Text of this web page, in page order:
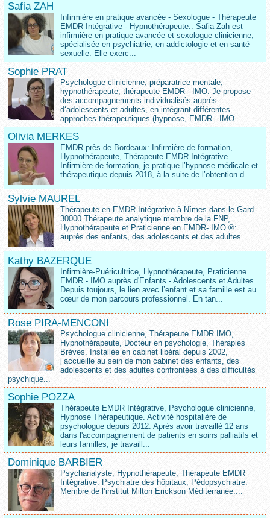
Safia ZAH
Infirmière en pratique avancée - Sexologue - Thérapeute
EMDR Intégrative - Hypnothérapeute.. Safia Zah est
infirmière en pratique avancée et sexologue clinicienne,
spécialisée en psychiatrie, en addictologie et en santé
sexuelle. Elle exerc...
Sophie PRAT
Psychologue clinicienne, préparatrice mentale,
hypnothérapeute, thérapeute EMDR - IMO. Je propose
des accompagnements individualisés auprès
d‘adolescents et adultes, en intégrant différentes
approches thérapeutiques (hypnose, EMDR - IMO......
Olivia MERKES
EMDR près de Bordeaux: Infirmière de formation,
Hypnothérapeute, Thérapeute EMDR Intégrative.
Infirmière de formation, je pratique l’hypnose médicale et
thérapeutique depuis 2018, à la suite de l’obtention d...
Sylvie MAUREL
Thérapeute en EMDR Intégrative à Nîmes dans le Gard
30000 Thérapeute analytique membre de la FNP,
Hypnothérapeute et Praticienne en EMDR- IMO ®:
auprès des enfants, des adolescents et des adultes....
Kathy BAZERQUE
Infirmière-Puéricultrice, Hypnothérapeute, Praticienne
EMDR - IMO auprès d'Enfants - Adolescents et Adultes.
Depuis toujours, le lien avec l’enfant et sa famille est au
cœur de mon parcours professionnel. En tan...
Rose PIRA-MENCONI
Psychologue clinicienne, Thérapeute EMDR IMO,
Hypnothérapeute, Docteur en psychologie, Thérapies
Brèves. Installée en cabinet libéral depuis 2002,
j’accueille au sein de mon cabinet des enfants, des
adolescents et des adultes confrontées à des difficultés
psychique...
Sophie POZZA
Thérapeute EMDR Intégrative, Psychologue clinicienne,
Hypnose Thérapeutique. Activité hospitalière de
psychologue depuis 2012. Après avoir travaillé 12 ans
dans l'accompagnement de patients en soins palliatifs et
leurs familles, je travaill...
Dominique BARBIER
Psychanalyste, Hypnothérapeute, Thérapeute EMDR
Intégrative. Psychiatre des hôpitaux, Pédopsychiatre.
Membre de l’institut Milton Erickson Méditerranée....